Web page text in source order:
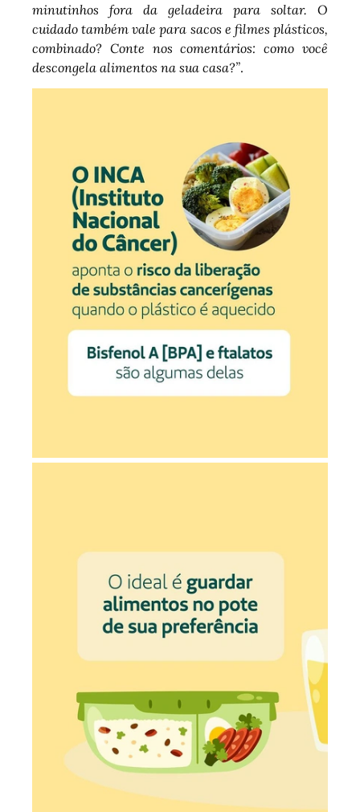
minutinhos fora da geladeira para soltar. O
cuidado também vale para sacos e filmes plásticos,
combinado? Conte nos comentários: como você
descongela alimentos na sua casa?”.